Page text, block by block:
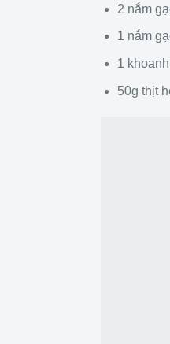
2 nắm
1 nắm
1
50g thịt